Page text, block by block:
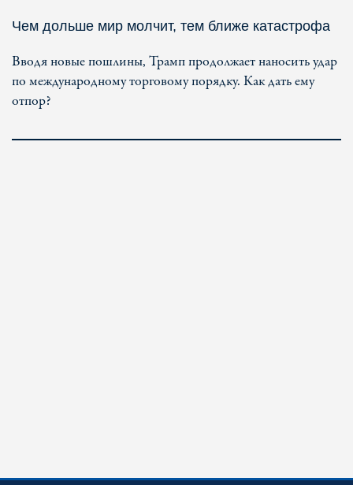
Чем дольше мир молчит, тем ближе катастрофа
Вводя новые пошлины, Трамп продолжает наносить удар
по международному торговому порядку. Как дать ему
отпор?